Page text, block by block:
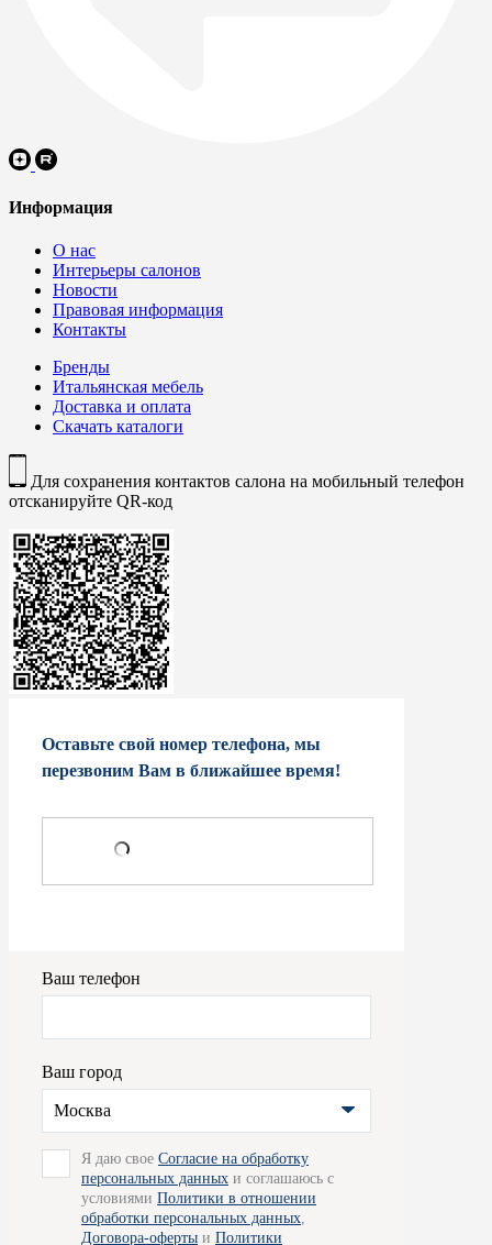
Информация
О нас
Интерьеры салонов
Новости
Правовая информация
Контакты
Бренды
Итальянская мебель
Доставка и оплата
Скачать каталоги
Для сохранения контактов салона на мобильный телефон
отсканируйте QR-код
Оставьте свой номер телефона, мы
перезвоним Вам в ближайшее время!
Ваш телефон
Ваш город
Москва
Я даю свое Согласие на обработку
персональных данных и соглашаюсь с
условиями Политики в отношении
обработки персональных данных,
Договора-оферты и Политики